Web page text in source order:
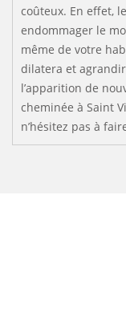
coûteux. En effet,
endommager le
même de votre
dilatera et
l’apparition de
cheminée à Saint
n’hésitez pas à